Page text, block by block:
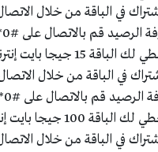
في الباقة من خلال
في الباقة من خلال
في الباقة من خلال